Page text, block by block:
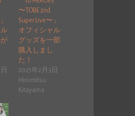
〜TOBE 2nd
Super Live〜」
オフィシャル
グッズを一部
購入しまし
た！
2025年2月3日
Hiromitsu
Kitayama